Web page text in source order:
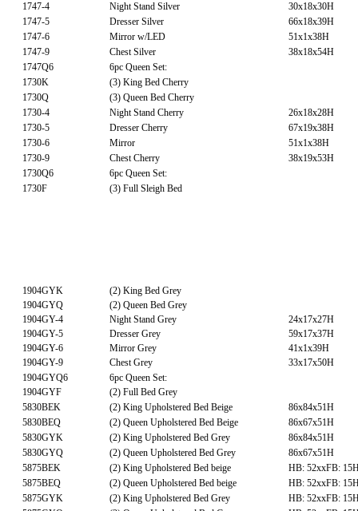
1747-4
Night Stand Silver
30x18x30H
1747-5
Dresser Silver
66x18x39H
1747-6
Mirror w/LED
51x1x38H
1747-9
Chest Silver
38x18x54H
1747Q6
6pc Queen Set:
1730K
(3) King Bed Cherry
1730Q
(3) Queen Bed Cherry
1730-4
Night Stand Cherry
26x18x28H
1730-5
Dresser Cherry
67x19x38H
1730-6
Mirror
51x1x38H
1730-9
Chest Cherry
38x19x53H
1730Q6
6pc Queen Set:
1730F
(3) Full Sleigh Bed
1904GYK
(2) King Bed Grey
1904GYQ
(2) Queen Bed Grey
1904GY-4
Night Stand Grey
24x17x27H
1904GY-5
Dresser Grey
59x17x37H
1904GY-6
Mirror Grey
41x1x39H
1904GY-9
Chest Grey
33x17x50H
1904GYQ6
6pc Queen Set:
1904GYF
(2) Full Bed Grey
5830BEK
(2) King Upholstered Bed Beige
86x84x51H
5830BEQ
(2) Queen Upholstered Bed Beige
86x67x51H
5830GYK
(2) King Upholstered Bed Grey
86x84x51H
5830GYQ
(2) Queen Upholstered Bed Grey
86x67x51H
5875BEK
(2) King Upholstered Bed beige
HB: 52xxFB:
5875BEQ
(2) Queen Upholstered Bed beige
HB: 52xxFB:
5875GYK
(2) King Upholstered Bed Grey
HB: 52xxFB: